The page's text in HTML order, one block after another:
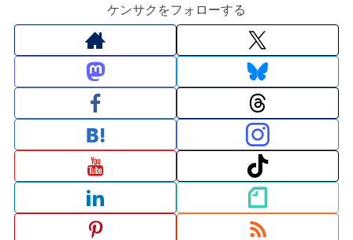
ケンサクをフォローする